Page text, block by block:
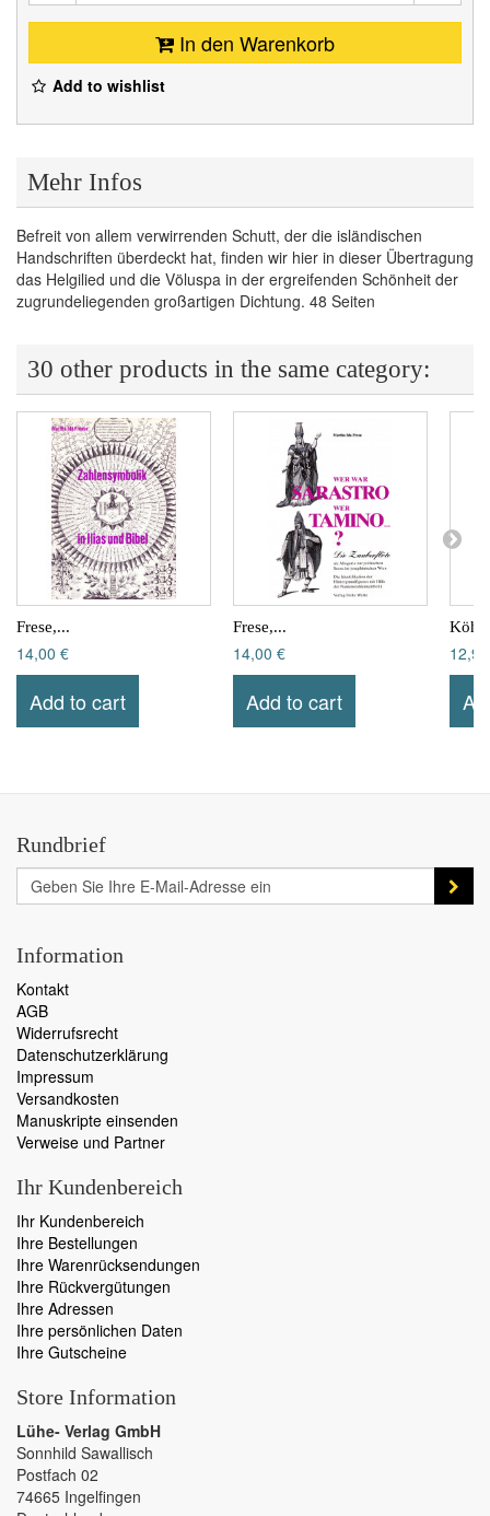
In den Warenkorb
Add to wishlist
Mehr Infos
Befreit von allem verwirrenden Schutt, der die isländischen
Handschriften überdeckt hat, finden wir hier in dieser Übertragung
das Helgilied und die Völuspa in der ergreifenden Schönheit der
zugrundeliegenden großartigen Dichtung. 48 Seiten
30 other products in the same category:
Frese,...
14,00 €
Add to cart
Frese,...
14,00 €
Add to cart
Rundbrief
Information
Kontakt
AGB
Widerrufsrecht
Datenschutzerklärung
Impressum
Versandkosten
Manuskripte einsenden
Verweise und Partner
Ihr Kundenbereich
Ihr Kundenbereich
Ihre Bestellungen
Ihre Warenrücksendungen
Ihre Rückvergütungen
Ihre Adressen
Ihre persönlichen Daten
Ihre Gutscheine
Store Information
Lühe- Verlag GmbH
Sonnhild Sawallisch
Postfach 02
74665 Ingelfingen